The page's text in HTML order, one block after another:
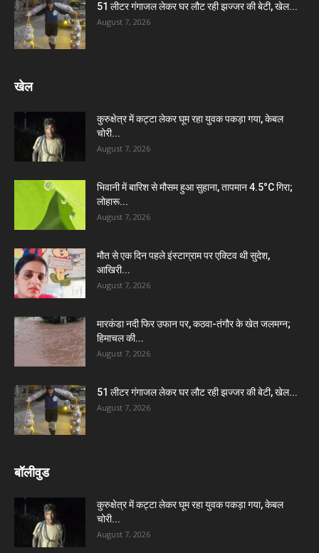
51 लीटर गंगाजल लेकर घर लौट रही झज्जर की बेटी, खेल...
August 7, 2026
खेल
कुरुक्षेत्र में कट्टा लेकर घूम रहा युवक पकड़ा गया, केबल
चोरी...
August 7, 2026
भिवानी में बारिश से मौसम हुआ सुहाना, तापमान 4.5°C गिरा;
लोहारू...
August 7, 2026
मौत से एक दिन पहले इंस्टाग्राम पर एक्टिव थी सुदेश,
आखिरी...
August 7, 2026
मारकंडा नदी फिर उफान पर, कठवा-तंगौर के खेत जलमग्न;
हिमाचल की...
August 7, 2026
51 लीटर गंगाजल लेकर घर लौट रही झज्जर की बेटी, खेल...
August 7, 2026
बॉलीवुड
कुरुक्षेत्र में कट्टा लेकर घूम रहा युवक पकड़ा गया, केबल
चोरी...
August 7, 2026